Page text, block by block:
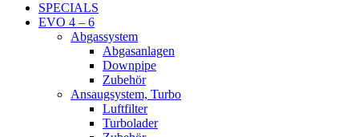
SPECIALS
EVO 4 – 6
Abgassystem
Abgasanlagen
Downpipe
Zubehör
Ansaugsystem, Turbo
Luftfilter
Turbolader